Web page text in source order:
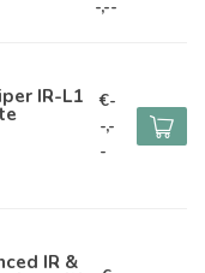
-,--
IR-L1
€-
-,-
-
IR &